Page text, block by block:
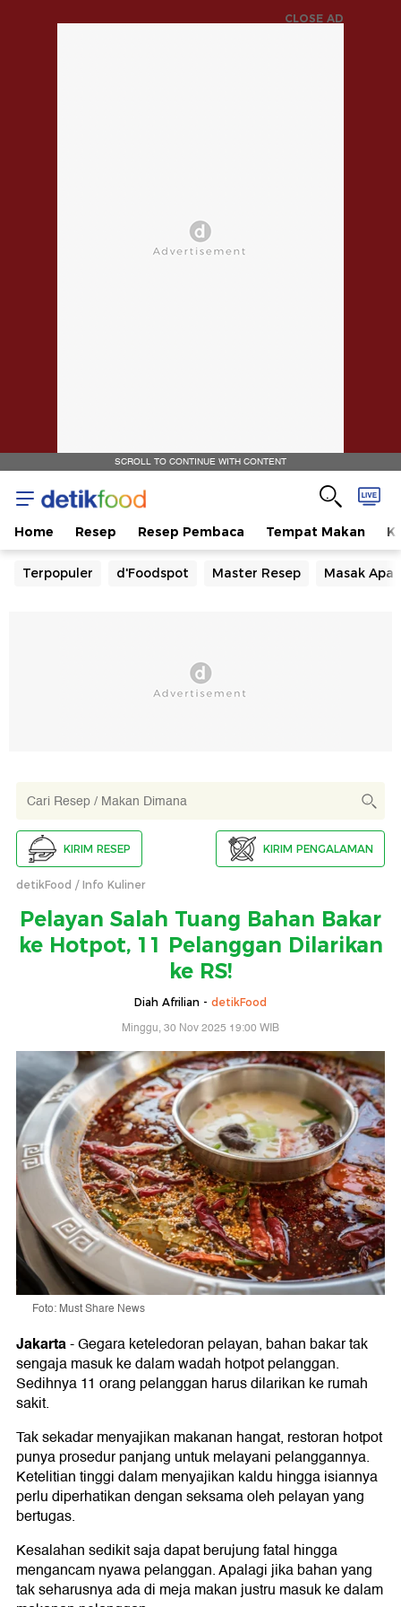
CLOSE AD
SCROLL TO CONTINUE WITH CONTENT
Home Resep Resep Pembaca Tempat Makan
Terpopuler d'Foodspot Master Resep Masak Apa
KIRIM RESEP KIRIM PENGALAMAN
detikFood Info Kuliner
Pelayan Salah Tuang Bahan Bakar
ke Hotpot, 11 Pelanggan Dilarikan
ke RS!
Diah Afrilian - detikFood
Minggu, 30 Nov 2025 19:00 WIB
Foto: Must Share News
Jakarta-Gegara keteledoran pelayan, bahan bakar tak
sengaja masuk ke dalam wadah hotpot pelanggan.
Sedihnya 11 orang pelanggan harus dilarikan ke rumah
sakit.
Tak sekadar menyajikan makanan hangat, restoran hotpot
punya prosedur panjang untuk melayani pelanggannya.
Ketelitian tinggi dalam menyajikan kaldu hingga isiannya
perlu diperhatikan dengan seksama oleh pelayan yang
bertugas.
Kesalahan sedikit saja dapat berujung fatal hingga
mengancam nyawa pelanggan. Apalagi jika bahan yang
tak seharusnya ada di meja makan justru masuk ke dalam